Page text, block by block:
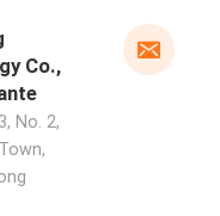
Co.,
No. 2,